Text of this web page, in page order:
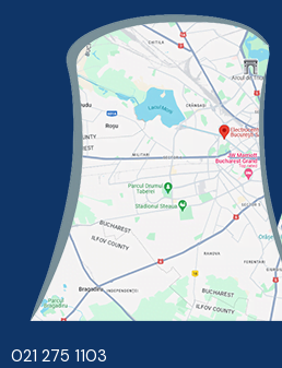
021 275 1103